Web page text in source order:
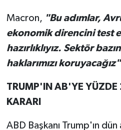
Macron, "Bu adımlar,
ekonomik direncini test
hazırlıklıyız. Sektör
haklarımızı koruyacağız"
TRUMP'IN AB'YE YÜZDE
KARARI
ABD Başkanı Trump'ın dün